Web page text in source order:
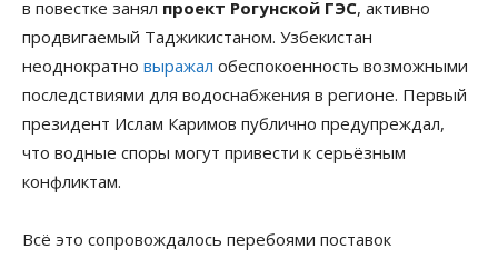
в повестке занял проект Рогунской ГЭС, активно
продвигаемый Таджикистаном. Узбекистан
неоднократно выражал обеспокоенность возможными
последствиями для водоснабжения в регионе. Первый
президент Ислам Каримов публично предупреждал,
что водные споры могут привести к серьёзным
конфликтам.
Всё это сопровождалось перебоями поставок